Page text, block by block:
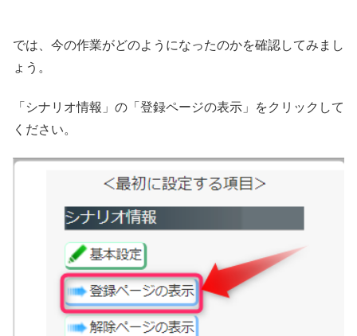
では、今の作業がどのようになったのかを確認してみまし
ょう。
「シナリオ情報」の「登録ページの表示」をクリックして
ください。